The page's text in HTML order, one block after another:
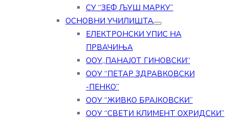
СУ “ЗЕФ ЉУШ МАРКУ”
ОСНОВНИ УЧИЛИШТА
ЕЛЕКТРОНСКИ УПИС НА
ПРВАЧИЊА
ООУ„ПАНАЈОТ ГИНОВСКИ“
ООУ “ПЕТАР ЗДРАВКОВСКИ
-ПЕНКО”
ООУ “ЖИВКО БРАЈКОВСКИ”
ООУ “СВЕТИ КЛИМЕНТ ОХРИДСКИ”